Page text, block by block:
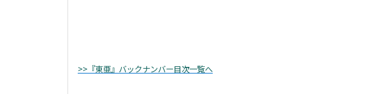
>>『東亜』バックナンバー目次一覧へ